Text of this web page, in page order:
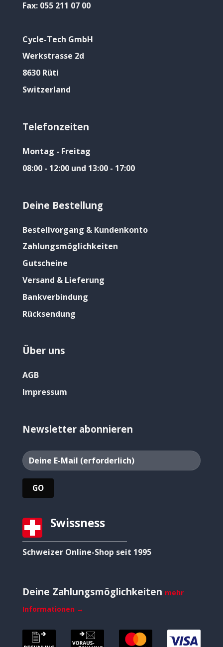
Fax: 055 211 07 00
Cycle-Tech GmbH
Werkstrasse 2d
8630 Rüti
Switzerland
Telefonzeiten
Montag - Freitag
08:00 - 12:00 und 13:00 - 17:00
Deine Bestellung
Bestellvorgang & Kundenkonto
Zahlungsmöglichkeiten
Gutscheine
Versand & Lieferung
Bankverbindung
Rücksendung
Über uns
AGB
Impressum
Newsletter abonnieren
Swissness
Schweizer Online-Shop seit 1995
Deine Zahlungsmöglichkeiten mehr
Informationen →